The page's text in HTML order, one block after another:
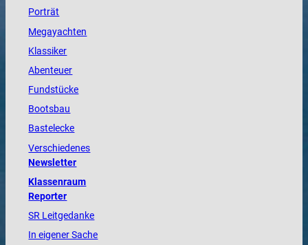
Porträt
Megayachten
Klassiker
Abenteuer
Fundstücke
Bootsbau
Bastelecke
Verschiedenes
Newsletter
Klassenraum
Reporter
SR Leitgedanke
In eigener Sache